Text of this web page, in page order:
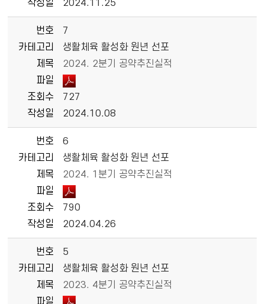
작성일
2024.11.25
번호
7
카테고리
생활체육 활성화 원년 선포
제목
2024. 2분기 공약추진실적
파일
조회수
727
작성일
2024.10.08
번호
6
카테고리
생활체육 활성화 원년 선포
제목
2024. 1분기 공약추진실적
파일
조회수
790
작성일
2024.04.26
번호
5
카테고리
생활체육 활성화 원년 선포
제목
2023. 4분기 공약추진실적
파일